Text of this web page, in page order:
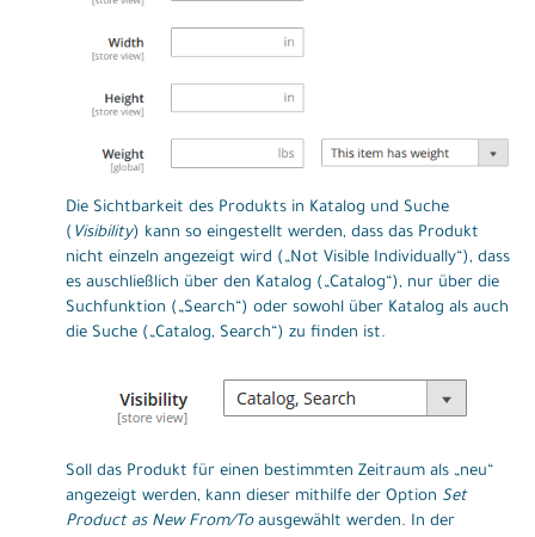
Die Sichtbarkeit des Produkts in Katalog und Suche
( Visibility) kann so eingestellt werden, dass das Produkt
nicht einzeln angezeigt wird („Not Visible Individually“), dass
es auschließlich über den Katalog („Catalog“), nur über die
Suchfunktion („Search“) oder sowohl über Katalog als auch
die Suche („Catalog, Search“) zu finden ist.
Soll das Produkt für einen bestimmten Zeitraum als „neu“
angezeigt werden, kann dieser mithilfe der Option Set
Product as New From/Toausgewählt werden. In der